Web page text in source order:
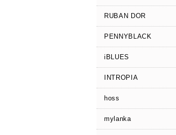
RUBAN DOR
PENNYBLACK
iBLUES
INTROPIA
hoss
mylanka